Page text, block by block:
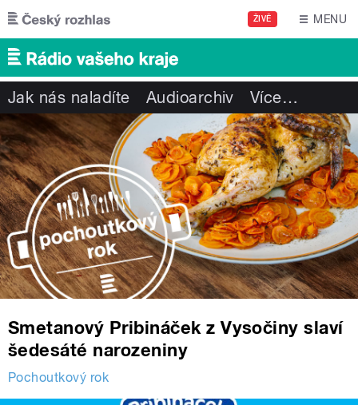
Přejít k hlavnímu obsahu
ŽIVĚ MENU
Jak nás naladíte Audioarchiv Více…
Smetanový Pribináček z Vysočiny slaví
šedesáté narozeniny
Pochoutkový rok